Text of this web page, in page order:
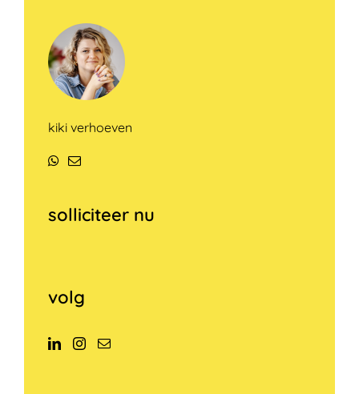
kiki verhoeven
WhatsApp
E-
solliciteer nu
volg